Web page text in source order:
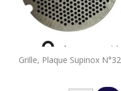
Grille, Plaque Supinox N°32
 Aperçu rapide